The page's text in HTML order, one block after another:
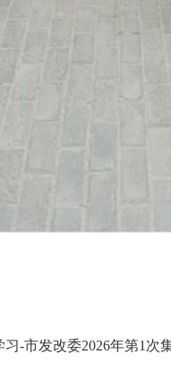
习-市发改委2026年第1次